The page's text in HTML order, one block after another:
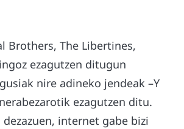
Brothers, The Libertines,
ezagutzen ditugun
nire adineko jendeak –Y
ezagutzen ditu.
internet gabe bizi